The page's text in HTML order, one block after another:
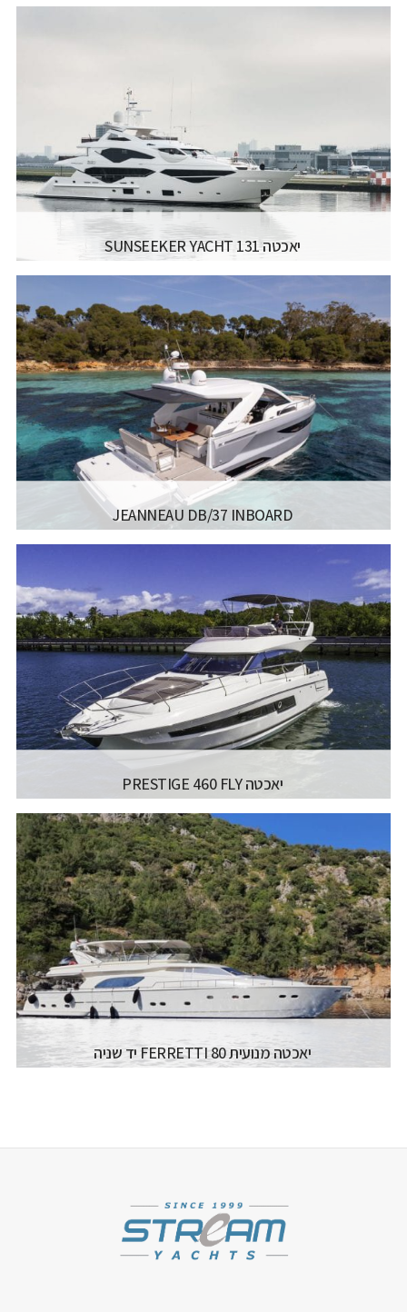
יאכטה SUNSEEKER YACHT 131
רישיון משיט:
רישיון משיט יאכטה
טווח הפלגה:
1500 מייל
אורך כללי:
40.05 מטר / "5'131 פיט
רוחב כללי:
8.09 מטר / "7'26 פיט
דגם מנוע:
3181PS X 2
קרא עוד...
JEANNEAU DB/37 INBOARD
יצרן ודגם:
רישיון משיט:
רישיון משיט יאכטה
אורך כללי:
11.84M
רוחב כללי:
9.97M
דגם מנוע:
VOLVO DIESEL 2X320HP
קרא עוד...
יאכטה PRESTIGE 460 FLY
PRESTIGE - PRESTIGE 460 FLY
רישיון משיט:
רישיון משיט יאכטה
אורך כללי:
14.29 מטר / "10'46 פיט
רוחב כללי:
4.25 מטר / "11'13 פיט
דגם מנוע:
IPS600 2X435HP - IPS500 2X370HP
קרא עוד...
יאכטה מנועית FERRETTI 80 יד שניה
קרא עוד...